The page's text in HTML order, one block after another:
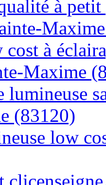
à
à
Maxime
lumineuse
(83120)
low